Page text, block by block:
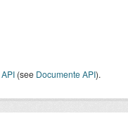
API (see Documente API).